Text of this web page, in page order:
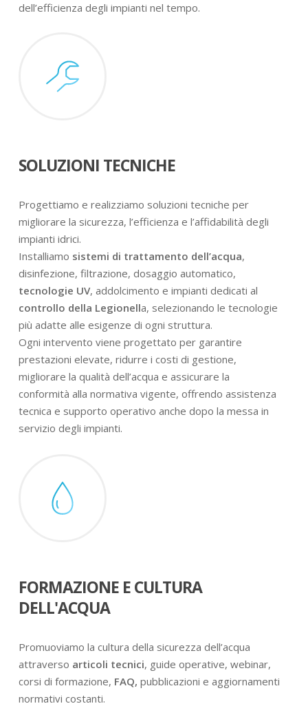
dell’efficienza degli impianti nel tempo.
SOLUZIONI TECNICHE
Progettiamo e realizziamo soluzioni tecniche per
migliorare la sicurezza, l’efficienza e l’affidabilità degli
impianti idrici.
Installiamo sistemi di trattamento dell’acqua,
disinfezione, filtrazione, dosaggio automatico,
tecnologie UV, addolcimento e impianti dedicati al
controllo della Legionella, selezionando le tecnologie
più adatte alle esigenze di ogni struttura.
Ogni intervento viene progettato per garantire
prestazioni elevate, ridurre i costi di gestione,
migliorare la qualità dell’acqua e assicurare la
conformità alla normativa vigente, offrendo assistenza
tecnica e supporto operativo anche dopo la messa in
servizio degli impianti.
FORMAZIONE E CULTURA
DELL'ACQUA
Promuoviamo la cultura della sicurezza dell’acqua
attraverso articoli tecnici, guide operative, webinar,
corsi di formazione, FAQ, pubblicazioni e aggiornamenti
normativi costanti.